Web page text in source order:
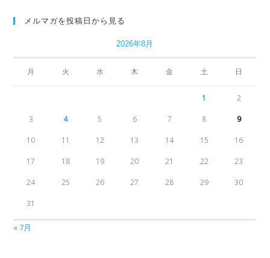
メルマガを投稿日から見る
2026年8月
月 火 水 木 金 土 日
1 2
3 4 5 6 7 8 9
10 11 12 13 14 15 16
17 18 19 20 21 22 23
24 25 26 27 28 29 30
31
« 7月